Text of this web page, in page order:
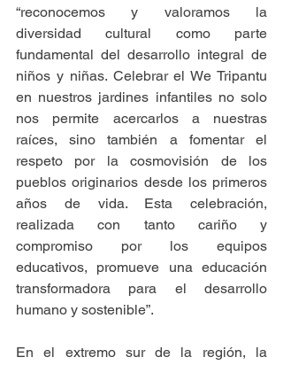
“reconocemos y valoramos la
diversidad cultural como parte
fundamental del desarrollo integral de
niños y niñas. Celebrar el We Tripantu
en nuestros jardines infantiles no solo
nos permite acercarlos a nuestras
raíces, sino también a fomentar el
respeto por la cosmovisión de los
pueblos originarios desde los primeros
años de vida. Esta celebración,
realizada con tanto cariño y
compromiso por los equipos
educativos, promueve una educación
transformadora para el desarrollo
humano y sostenible”.
En el extremo sur de la región, la